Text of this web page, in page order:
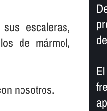
escaleras,
de mármol,
nosotros.